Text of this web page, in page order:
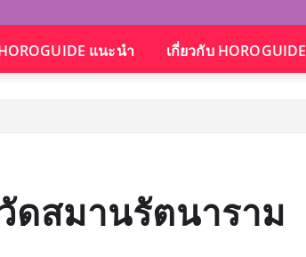
แนะนำ เกี่ยวกับ HOROGUIDE
สมานรัตนาราม